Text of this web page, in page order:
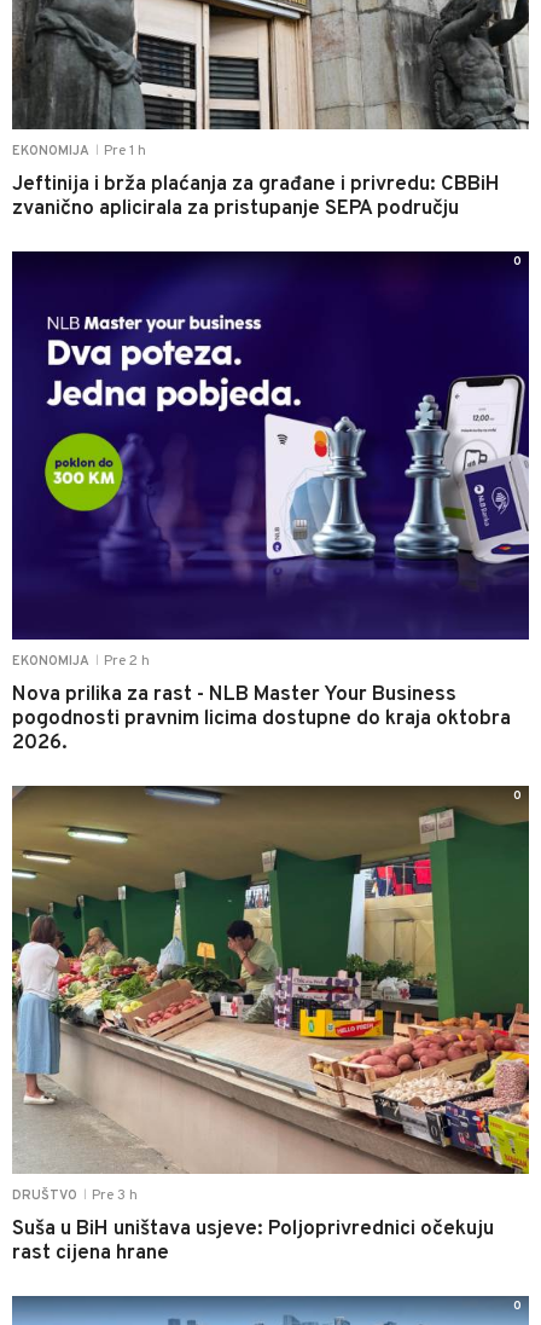
EKONOMIJA Pre 1 h
Jeftinija i brža plaćanja za građane i privredu: CBBiH
zvanično aplicirala za pristupanje SEPA području
EKONOMIJA Pre 2 h
Nova prilika za rast - NLB Master Your Business
pogodnosti pravnim licima dostupne do kraja oktobra
2026.
0
DRUŠTVO Pre 3 h
Suša u BiH uništava usjeve: Poljoprivrednici očekuju
rast cijena hrane
0
0